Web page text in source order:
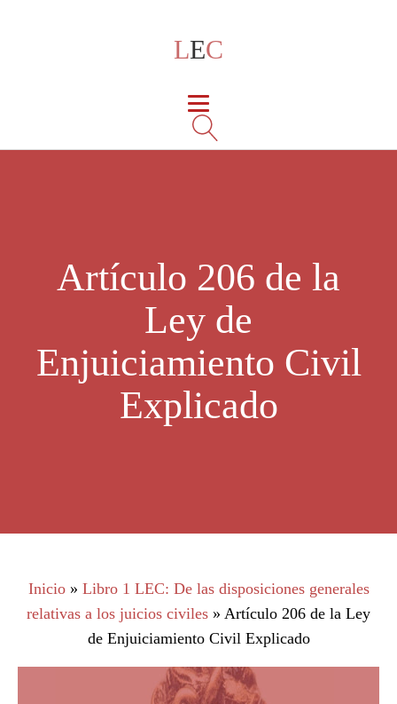
LEC
Artículo 206 de la
Ley de
Enjuiciamiento Civil
Explicado
Inicio» Libro 1 LEC: De las disposiciones generales
relativas a los juicios civiles » Artículo 206 de la Ley
de Enjuiciamiento Civil Explicado